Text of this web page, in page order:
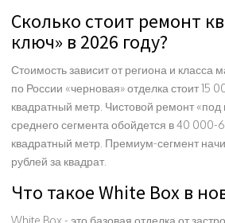
Сколько стоит ремонт
ключ» в 2026 году?
Стоимость зависит от региона и класса
по России «черновая» отделка стоит 15
квадратный метр. Чистовой ремонт
среднего сегмента обойдется в 40 000-
квадратный метр. Премиум-сегмент
рублей за квадрат.
Что такое White Box в
White Box - это базовая отделка от